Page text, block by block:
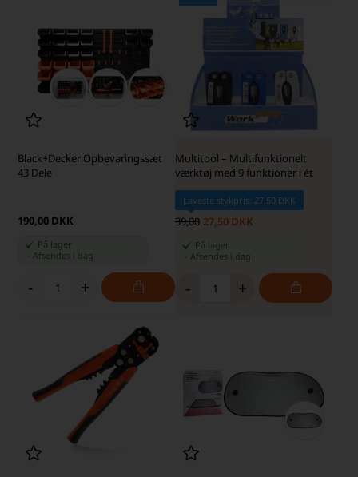
Black+Decker Opbevaringssæt
43 Dele
190,00 DKK
På lager
-Afsendes i dag
- +
Multitool – Multifunktionelt
værktøj med 9 funktioner i ét
Laveste stykpris: 27,50 DKK
39,00 27,50 DKK
På lager
Afsendes i dag
- +